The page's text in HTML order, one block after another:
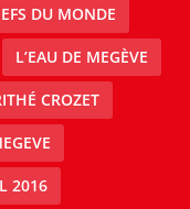
DU MONDE
L’EAU DE MEGÈVE
CROZET
2016